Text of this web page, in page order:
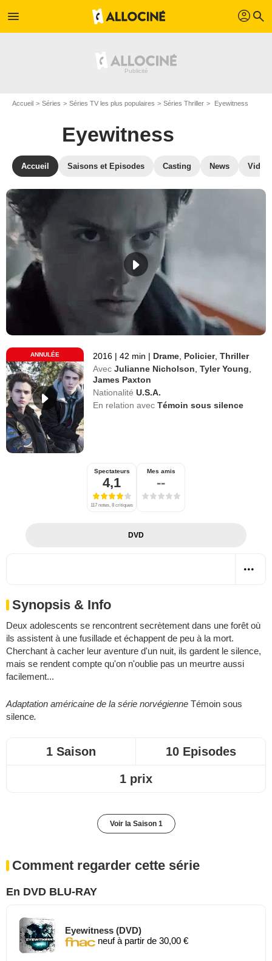
menu profil search
Accueil Séries Séries TV les plus populaires Séries Thriller Eyewitness
Eyewitness
Accueil Saisons et Episodes Casting News
ANNULÉE 2016 | 42 min | Drame Policier,Thriller
Avec Julianne Nicholson ,Tyler Young
James Paxton
Nationalité U.S.A.
En relation avec Témoin sous silence
Spectateurs
4,1
117 notes, 8 critiques
Mes amis
--
DVD
Synopsis & Info
Deux adolescents se rencontrent secrètement dans une forêt où
ils assistent à une fusillade et échappent de peu à la mort.
Cherchant à cacher leur aventure d'un nuit, ils gardent le silence,
mais se rendent compte qu'on n'oublie pas un meurtre aussi
facilement...
Adaptation américaine de la série norvégienne Témoin sous
silence.
1 Saison 10 Episodes
1 prix
Voir la Saison 1
Comment regarder cette série
En DVD BLU-RAY
Eyewitness (DVD)
neuf à partir de 30,00 €